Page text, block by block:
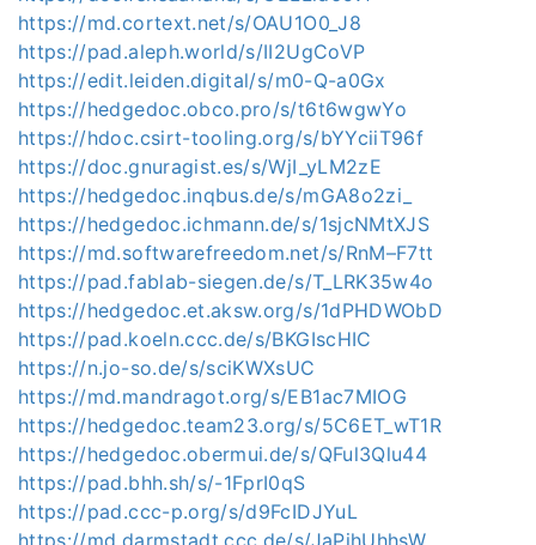
https://md.cortext.net/s/OAU1O0_J8
https://pad.aleph.world/s/II2UgCoVP
https://edit.leiden.digital/s/m0-Q-a0Gx
https://hedgedoc.obco.pro/s/t6t6wgwYo
https://hdoc.csirt-tooling.org/s/bYYciiT96f
https://doc.gnuragist.es/s/WjI_yLM2zE
https://hedgedoc.inqbus.de/s/mGA8o2zi_
https://hedgedoc.ichmann.de/s/1sjcNMtXJS
https://md.softwarefreedom.net/s/RnM–F7tt
https://pad.fablab-siegen.de/s/T_LRK35w4o
https://hedgedoc.et.aksw.org/s/1dPHDWObD
https://pad.koeln.ccc.de/s/BKGIscHIC
https://n.jo-so.de/s/sciKWXsUC
https://md.mandragot.org/s/EB1ac7MIOG
https://hedgedoc.team23.org/s/5C6ET_wT1R
https://hedgedoc.obermui.de/s/QFul3Qlu44
https://pad.bhh.sh/s/-1FprI0qS
https://pad.ccc-p.org/s/d9FcIDJYuL
https://md.darmstadt.ccc.de/s/JaPihUhhsW